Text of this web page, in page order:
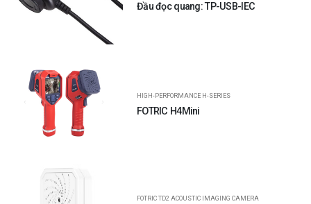
Đầu đọc quang: TP-USB-IEC
HIGH-PERFORMANCE H-SERIES
FOTRIC H4Mini
FOTRIC TD2 ACOUSTIC IMAGING CAMERA